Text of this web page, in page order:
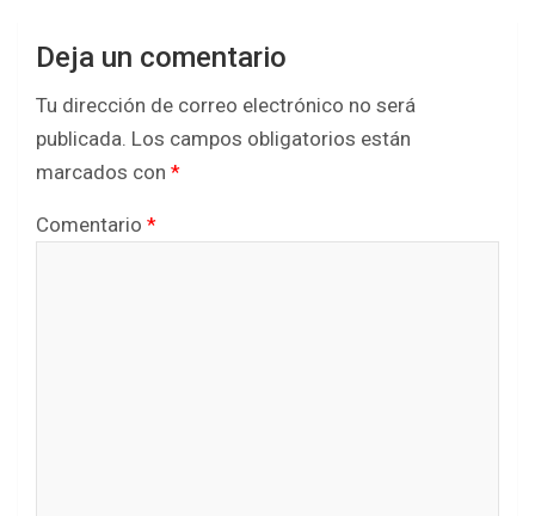
Deja un comentario
Tu dirección de correo electrónico no será
publicada. Los campos obligatorios están
marcados con *
Comentario *